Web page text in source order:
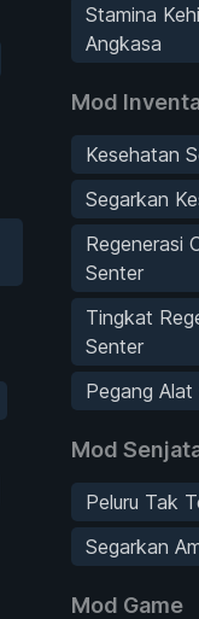
Stamina
Angkasa
Mod
Kesehatan
Segarkan
Regenerasi
Senter
Tingkat
Senter
Pegang
Mod
Peluru Tak
Segarkan
Mod Game